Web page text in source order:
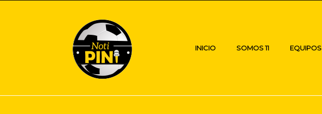
INICIO SOMOS 11 EQUIPOS